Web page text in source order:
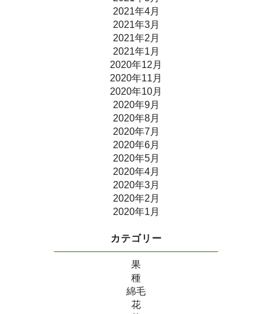
2021年4月
2021年3月
2021年2月
2021年1月
2020年12月
2020年11月
2020年10月
2020年9月
2020年8月
2020年7月
2020年6月
2020年5月
2020年4月
2020年3月
2020年2月
2020年1月
カテゴリー
果
種
綿毛
花